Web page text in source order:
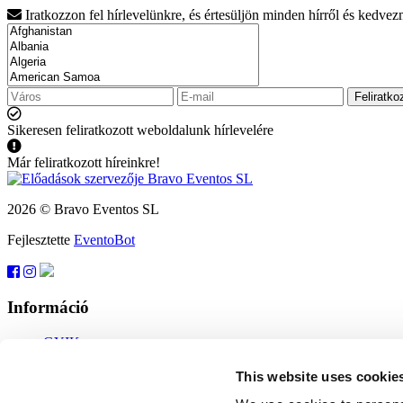
This website uses
Iratkozzon fel hírlevelünkre, és értesüljön minden hírről és
Sikeresen feliratkozott weboldalunk hírlevelére
Már feliratkozott híreinkre!
2026 © Bravo Eventos SL
Fejlesztette EventoBot
Információ
GYIK